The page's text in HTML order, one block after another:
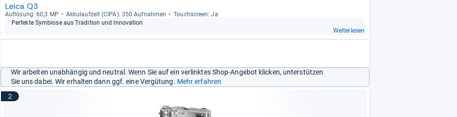
Leica Q3
Auf­lö­sung: 60,3 MP Akku­lauf­zeit (CIPA): 350 Auf­nah­men
Touch­s­creen: Ja
Per­fekte Sym­biose aus Tra­di­tion und Inno­va­tion
Weiterlesen
Wir arbeiten unabhängig und neutral. Wenn Sie auf ein verlinktes Shop-Angebot klicken, unterstützen
Sie uns dabei. Wir erhalten dann ggf. eine Vergütung. Mehr erfahren
2